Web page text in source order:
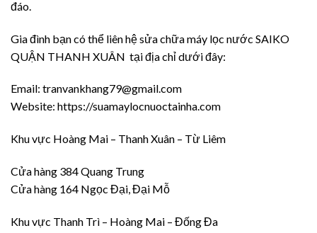
đáo.
Gia đình bạn có thể liên hệ sửa chữa máy lọc nước SAIKO
QUẬN THANH XUÂN tại địa chỉ dưới đây:
Email: tranvankhang79@gmail.com
Website: https://suamaylocnuoctainha.com
Khu vực Hoàng Mai – Thanh Xuân – Từ Liêm
Cửa hàng 384 Quang Trung
Cửa hàng 164 Ngọc Đại, Đại Mỗ
Khu vực Thanh Trì – Hoàng Mai – Đống Đa